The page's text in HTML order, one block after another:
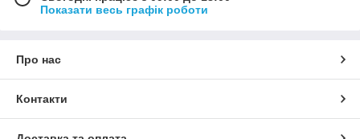
Показати весь графік роботи
Про нас
Контакти